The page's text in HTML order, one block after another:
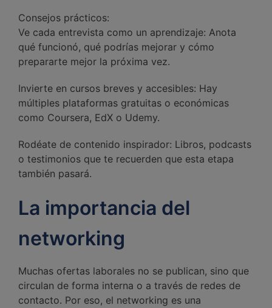
Consejos prácticos:
Ve cada entrevista como un aprendizaje: Anota
qué funcionó, qué podrías mejorar y cómo
prepararte mejor la próxima vez.
Invierte en cursos breves y accesibles: Hay
múltiples plataformas gratuitas o económicas
como Coursera, EdX o Udemy.
Rodéate de contenido inspirador: Libros, podcasts
o testimonios que te recuerden que esta etapa
también pasará.
La importancia del
networking
Muchas ofertas laborales no se publican, sino que
circulan de forma interna o a través de redes de
contacto. Por eso, el networking es una